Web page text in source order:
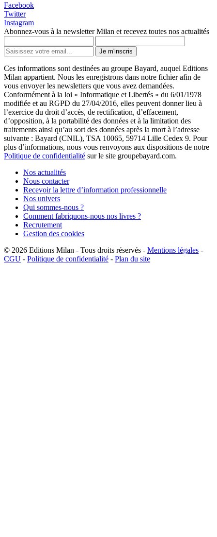
Facebook
Twitter
Instagram
Abonnez-vous à la newsletter Milan et recevez toutes nos actualités
Je m'inscris
Ces informations sont destinées au groupe Bayard, auquel Editions
Milan appartient. Nous les enregistrons dans notre fichier afin de
vous envoyer les newsletters que vous avez demandées.
Conformément à la loi « Informatique et Libertés » du 6/01/1978
modifiée et au RGPD du 27/04/2016, elles peuvent donner lieu à
l’exercice du droit d’accès, de rectification, d’effacement,
d’opposition, à la portabilité des données et à la limitation des
traitements ainsi qu’au sort des données après la mort à l’adresse
suivante : Bayard (CNIL), TSA 10065, 59714 Lille Cedex 9. Pour
plus d’informations, nous vous renvoyons aux dispositions de notre
Politique de confidentialité sur le site groupebayard.com.
Nos actualités
Nous contacter
Recevoir la lettre d’information professionnelle
Nos univers
Qui sommes-nous ?
Comment fabriquons-nous nos livres ?
Recrutement
Gestion des cookies
© 2026 Editions Milan - Tous droits réservés - Mentions légales -
CGU - Politique de confidentialité - Plan du site